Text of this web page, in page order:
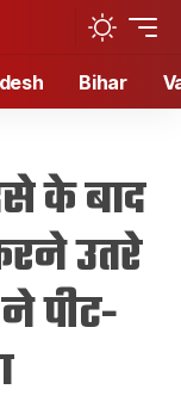
Bihar
के बाद
उतरे
पीट-